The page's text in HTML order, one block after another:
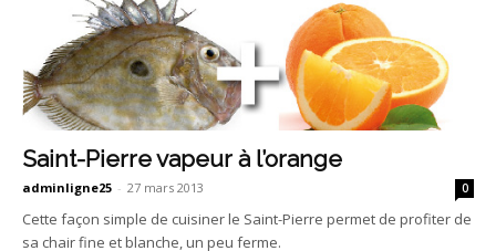
Saint-Pierre vapeur à l’orange
adminligne25 - 27 mars 2013 0
Cette façon simple de cuisiner le Saint-Pierre permet de profiter de
sa chair fine et blanche, un peu ferme.